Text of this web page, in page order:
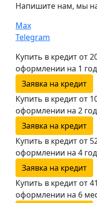
Напишите нам, мы
Max
Telegram
Купить в кредит от
оформлении на 1 год
Заявка на кредит
Купить в кредит от
оформлении на 2
Заявка на кредит
Купить в кредит от
оформлении на 4
Заявка на кредит
Купить в кредит от
оформлении на 6